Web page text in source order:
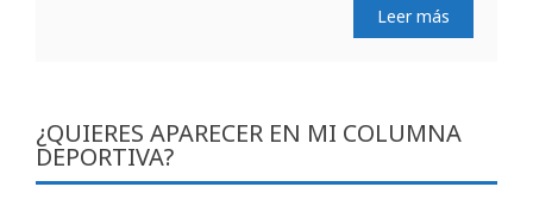
Leer más
¿QUIERES APARECER EN MI COLUMNA
DEPORTIVA?